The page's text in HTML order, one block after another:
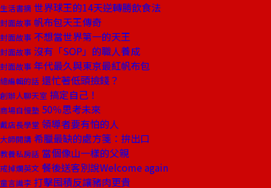
生活書摘 世界球王的14天逆轉勝飲食法
封面故事 帆布包天王傳奇
封面故事 不想當世界第一的天王
封面故事 沒有「SOP」的職人養成
封面故事 年代最久與東京最紅帆布包
總編輯的話 還忙著低頭撿錢？
創辦人聊天室 搞定自己！
商場自慢塾 50％思考未來
戴店長學堂 領導者要有怕的人
大師開講 希臘最缺的處方箋：拚出口
教養私房話 當個像山一樣的父親
戒掉爛英文 餐後送客別說Welcome again
童言識李 打擊囤積反讓豬肉更貴